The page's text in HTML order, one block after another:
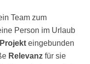
Team zum
Person im Urlaub
Projekt eingebunden
Relevanz für sie